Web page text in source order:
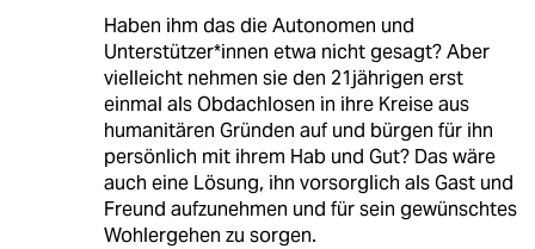
Haben ihm das die Autonomen und
Unterstützer*innen etwa nicht gesagt? Aber
vielleicht nehmen sie den 21jährigen erst
einmal als Obdachlosen in ihre Kreise aus
humanitären Gründen auf und bürgen für ihn
persönlich mit ihrem Hab und Gut? Das wäre
auch eine Lösung, ihn vorsorglich als Gast und
Freund aufzunehmen und für sein gewünschtes
Wohlergehen zu sorgen.